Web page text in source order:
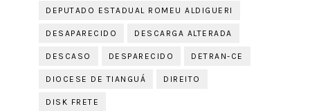
DEPUTADO ESTADUAL ROMEU ALDIGUERI
DESAPARECIDO DESCARGA ALTERADA
DESCASO DESPARECIDO DETRAN-CE
DIOCESE DE TIANGUÁ DIREITO
DISK FRETE